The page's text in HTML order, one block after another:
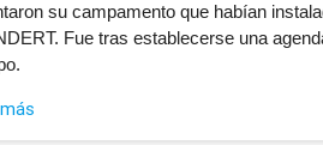
su campamento que habían
Fue tras establecerse una